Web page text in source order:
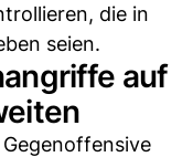
die in
seien.
auf